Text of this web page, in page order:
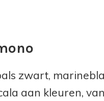
zwart,
aan kleuren,